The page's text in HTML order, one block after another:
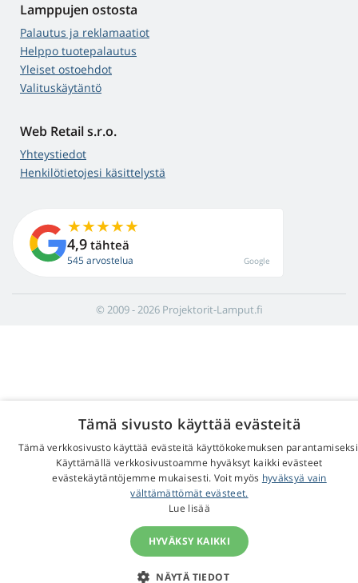
Lamppujen ostosta
Palautus ja reklamaatiot
Helppo tuotepalautus
Yleiset ostoehdot
Valituskäytäntö
Web Retail s.r.o.
Yhteystiedot
Henkilötietojesi käsittelystä
4,9 tähteä
545 arvostelua Google
© 2009 - 2026 Projektorit-Lamput.fi
Tämä sivusto käyttää evästeitä
Tämä verkkosivusto käyttää evästeitä käyttökokemuksen
Käyttämällä verkkosivustoamme hyväksyt kaikki evästeet
evästekäytäntöjemme mukaisesti. Voit myös hyväksyä vain
välttämättömät evästeet.
Lue lisää
HYVÄKSY KAIKKI
NÄYTÄ TIEDOT